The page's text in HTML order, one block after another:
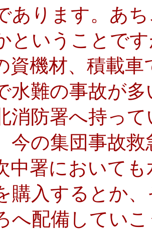
あります。あ
ということで
資機材、積載
水難の事故が
消防署へ持っ
今の集団事故
中署において
購入するとか
へ配備してい